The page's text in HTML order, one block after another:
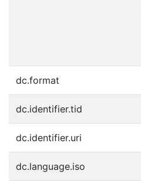
dc.format
dc.identifier.tid
dc.identifier.uri
dc.language.iso